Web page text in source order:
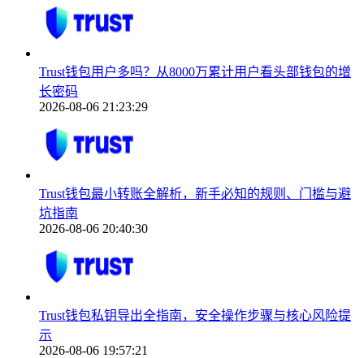
Trust钱包用户多吗？从8000万累计用户看头部钱包的增
长密码
2026-08-06 21:23:29
Trust钱包最小转账全解析，新手必知的规则、门槛与避
坑指南
2026-08-06 20:40:30
Trust钱包私钥导出全指南，安全操作步骤与核心风险提
示
2026-08-06 19:57:21